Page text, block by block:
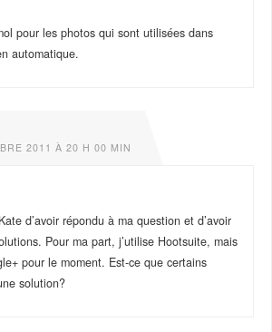
pour les photos qui sont utilisées dans
automatique.
2011 À 20 H 00 MIN
d’avoir répondu à ma question et d’avoir
Pour ma part, j’utilise Hootsuite, mais
pour le moment. Est-ce que certains
solution?